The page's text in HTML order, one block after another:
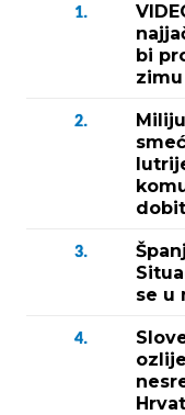
1.
bi
2.
3.
se u
4.